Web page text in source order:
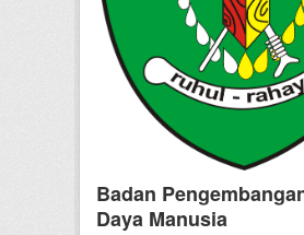
Badan
Daya Manusia